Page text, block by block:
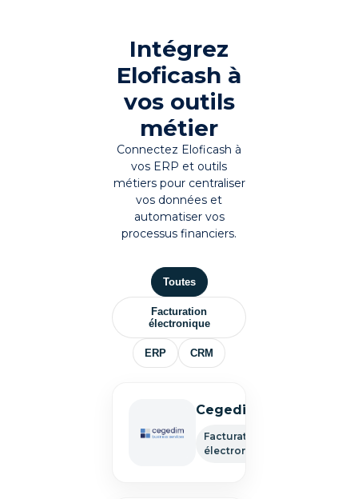
Intégrez
Eloficash à
vos outils
métier
Connectez Eloficash à
vos ERP et outils
métiers pour centraliser
vos données et
automatiser vos
processus financiers.
Toutes
Facturation
électronique
ERP CRM
Cegedim
Facturation
électronique